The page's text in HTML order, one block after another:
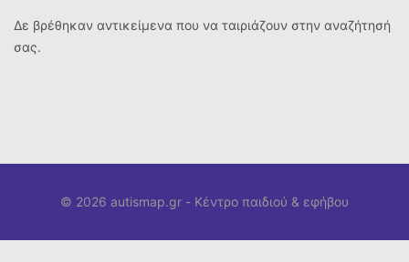
Δε βρέθηκαν αντικείμενα που να ταιριάζουν στην αναζήτησή
σας.
© 2026 autismap.gr - Κέντρο παιδιού & εφήβου